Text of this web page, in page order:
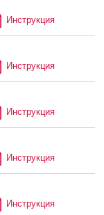
Инструкция
Инструкция
Инструкция
Инструкция
Инструкция